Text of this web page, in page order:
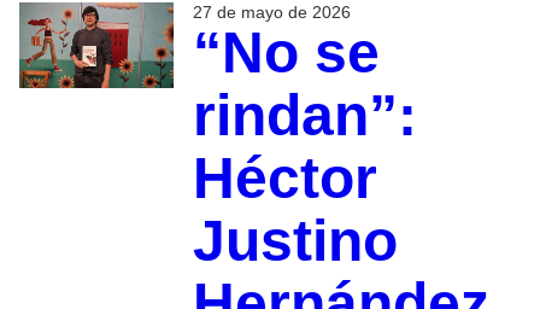
27 de mayo de 2026
“No se
rindan”:
Héctor
Justino